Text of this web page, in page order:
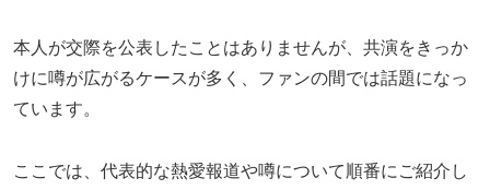
本人が交際を公表したことはありませんが、共演をきっか
けに噂が広がるケースが多く、ファンの間では話題になっ
ています。
ここでは、代表的な熱愛報道や噂について順番にご紹介し